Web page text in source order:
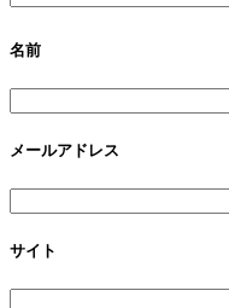
名前
メールアドレス
サイト